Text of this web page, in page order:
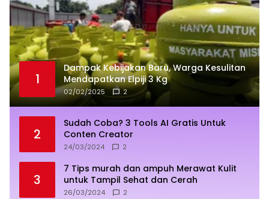
1
Dampak Kebijakan Baru, Warga Kesulitan
Mendapatkan Elpiji 3 Kg
02/02/2025 2
2
Sudah Coba? 3 Tools AI Gratis Untuk
Conten Creator
24/03/2024 2
3
7 Tips murah dan ampuh Merawat Kulit
untuk Tampil Sehat dan Cerah
26/03/2024 2